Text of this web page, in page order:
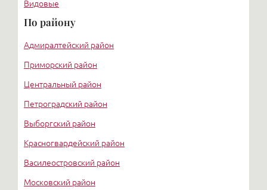
Видовые
По району
Адмиралтейский район
Приморский район
Центральный район
Петроградский район
Выборгский район
Красногвардейский район
Василеостровский район
Московский район